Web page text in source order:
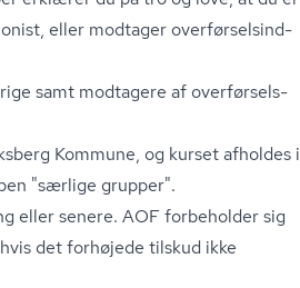
eller modtager over­før­sels­ind­
samt modtagere af over­før­sels­
Kommune, og kurset afholdes i
"særlige grupper".
eller senere. AOF forbeholder sig
det forhøjede tilskud ikke